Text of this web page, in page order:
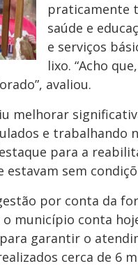
praticamente
saúde e
e serviços
lixo. “Acho
avaliou.
melhorar
e trabalhando
para a
sem
por conta da
município conta
garantir o
cerca de 6